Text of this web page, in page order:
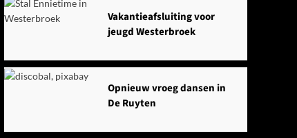
Vakantieafsluiting voor
jeugd Westerbroek
Opnieuw vroeg dansen in
De Ruyten